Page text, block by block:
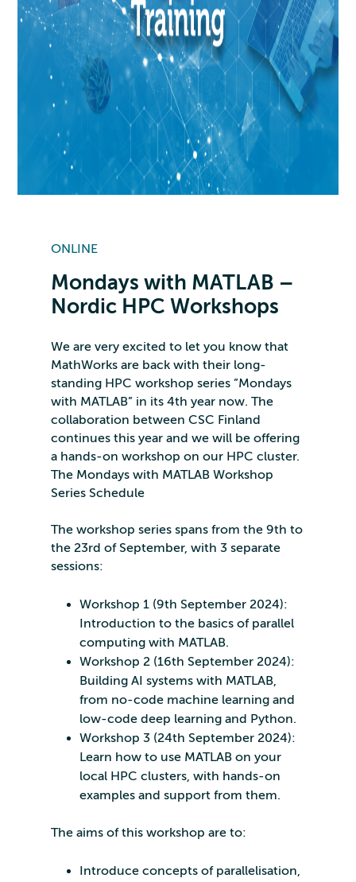
ONLINE
Mondays with MATLAB –
Nordic HPC Workshops
We are very excited to let you know that
MathWorks are back with their long-
standing HPC workshop series ”Mondays
with MATLAB” in its 4th year now. The
collaboration between CSC Finland
continues this year and we will be offering
a hands-on workshop on our HPC cluster.
The Mondays with MATLAB Workshop
Series Schedule
The workshop series spans from the 9th to
the 23rd of September, with 3 separate
sessions:
Workshop 1 (9th September 2024):
Introduction to the basics of parallel
computing with MATLAB.
Workshop 2 (16th September 2024):
Building AI systems with MATLAB,
from no-code machine learning and
low-code deep learning and Python.
Workshop 3 (24th September 2024):
Learn how to use MATLAB on your
local HPC clusters, with hands-on
examples and support from them.
The aims of this workshop are to:
Introduce concepts of parallelisation,